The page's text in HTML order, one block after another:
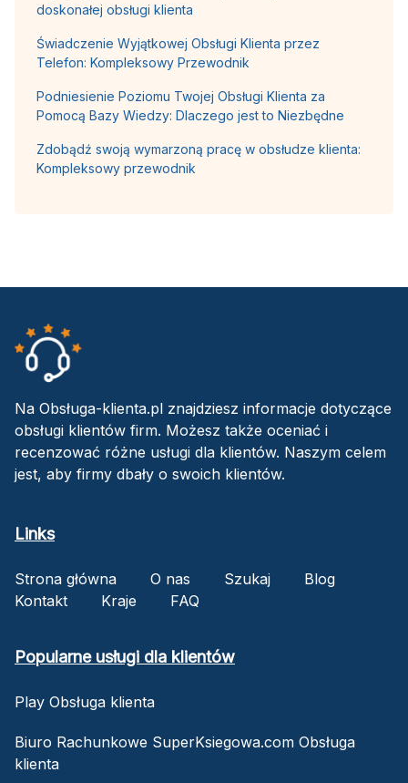
doskonałej obsługi klienta
Świadczenie Wyjątkowej Obsługi Klienta przez
Telefon: Kompleksowy Przewodnik
Podniesienie Poziomu Twojej Obsługi Klienta za
Pomocą Bazy Wiedzy: Dlaczego jest to Niezbędne
Zdobądź swoją wymarzoną pracę w obsłudze klienta:
Kompleksowy przewodnik
Na Obsługa-klienta.pl znajdziesz informacje dotyczące
obsługi klientów firm. Możesz także oceniać i
recenzować różne usługi dla klientów. Naszym celem
jest, aby firmy dbały o swoich klientów.
Links
Strona główna O nas Szukaj
Blog
Kontakt
Kraje FAQ
Popularne usługi dla klientów
Play Obsługa klienta
Biuro Rachunkowe SuperKsiegowa.com Obsługa
klienta